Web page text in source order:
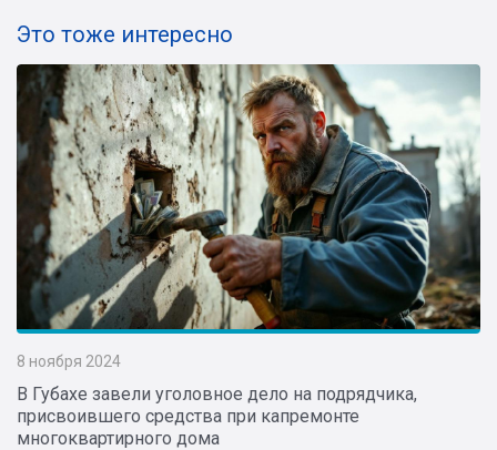
Это тоже интересно
8 ноября 2024
В Губахе завели уголовное дело на подрядчика,
присвоившего средства при капремонте
многоквартирного дома